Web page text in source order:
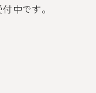
中です。